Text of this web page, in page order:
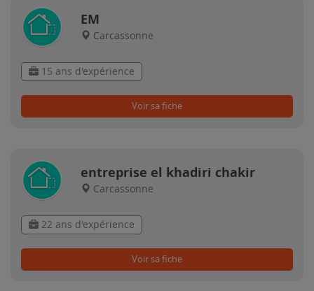
EM
Carcassonne
15 ans d'expérience
Voir sa fiche
entreprise el khadiri chakir
Carcassonne
22 ans d'expérience
Voir sa fiche